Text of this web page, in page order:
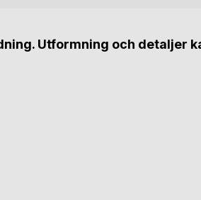
Utformning och detaljer